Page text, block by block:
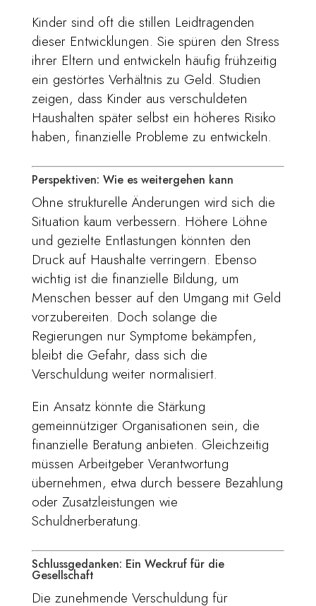
Kinder sind oft die stillen Leidtragenden
dieser Entwicklungen. Sie spüren den Stress
ihrer Eltern und entwickeln häufig frühzeitig
ein gestörtes Verhältnis zu Geld. Studien
zeigen, dass Kinder aus verschuldeten
Haushalten später selbst ein höheres Risiko
haben, finanzielle Probleme zu entwickeln.
Perspektiven: Wie es weitergehen kann
Ohne strukturelle Änderungen wird sich die
Situation kaum verbessern. Höhere Löhne
und gezielte Entlastungen könnten den
Druck auf Haushalte verringern. Ebenso
wichtig ist die finanzielle Bildung, um
Menschen besser auf den Umgang mit Geld
vorzubereiten. Doch solange die
Regierungen nur Symptome bekämpfen,
bleibt die Gefahr, dass sich die
Verschuldung weiter normalisiert.
Ein Ansatz könnte die Stärkung
gemeinnütziger Organisationen sein, die
finanzielle Beratung anbieten. Gleichzeitig
müssen Arbeitgeber Verantwortung
übernehmen, etwa durch bessere Bezahlung
oder Zusatzleistungen wie
Schuldnerberatung.
Schlussgedanken: Ein Weckruf für die
Gesellschaft
Die zunehmende Verschuldung für